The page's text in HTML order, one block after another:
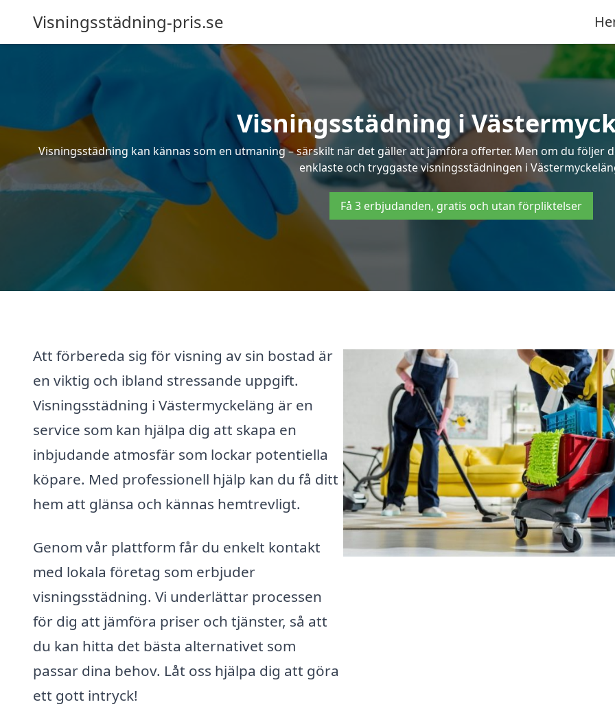
Visningsstädning-pris.se
Visningsstädning i
Visningsstädning kan kännas som en utmaning – särskilt när det gäller att jämföra offerter. Men om du följer
enklaste och tryggaste visningsstädningen i
Få 3 erbjudanden, gratis och utan förpliktelser
Att förbereda sig för visning av sin bostad är
en viktig och ibland stressande uppgift.
Visningsstädning i Västermyckeläng är en
service som kan hjälpa dig att skapa en
inbjudande atmosfär som lockar potentiella
köpare. Med professionell hjälp kan du få ditt
hem att glänsa och kännas hemtrevligt.
Genom vår plattform får du enkelt kontakt
med lokala företag som erbjuder
visningsstädning. Vi underlättar processen
för dig att jämföra priser och tjänster, så att
du kan hitta det bästa alternativet som
passar dina behov. Låt oss hjälpa dig att göra
ett gott intryck!